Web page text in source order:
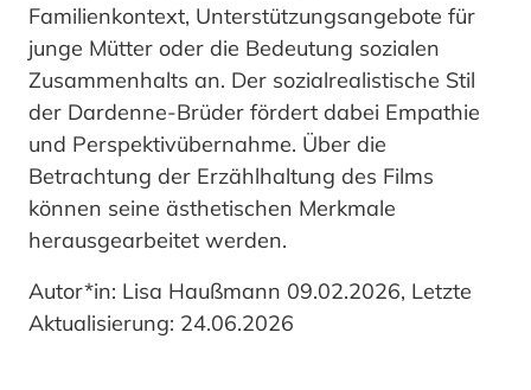
Familienkontext, Unterstützungsangebote für
junge Mütter oder die Bedeutung sozialen
Zusammenhalts an. Der sozialrealistische Stil
der Dardenne-Brüder fördert dabei Empathie
und Perspektivübernahme. Über die
Betrachtung der Erzählhaltung des Films
können seine ästhetischen Merkmale
herausgearbeitet werden.
Autor*in: Lisa Haußmann 09.02.2026, Letzte
Aktualisierung: 24.06.2026